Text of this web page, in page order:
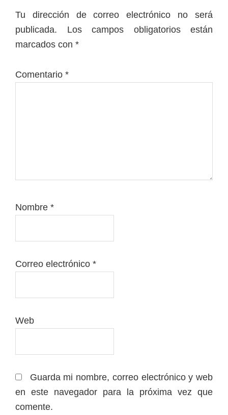
con
los
lectores
Tu dirección de correo electrónico no será
publicada.
Los campos obligatorios están
marcados con *
Comentario *
Nombre *
Correo electrónico *
Web
Guarda mi nombre, correo electrónico y web
en este navegador para la próxima vez que
comente.